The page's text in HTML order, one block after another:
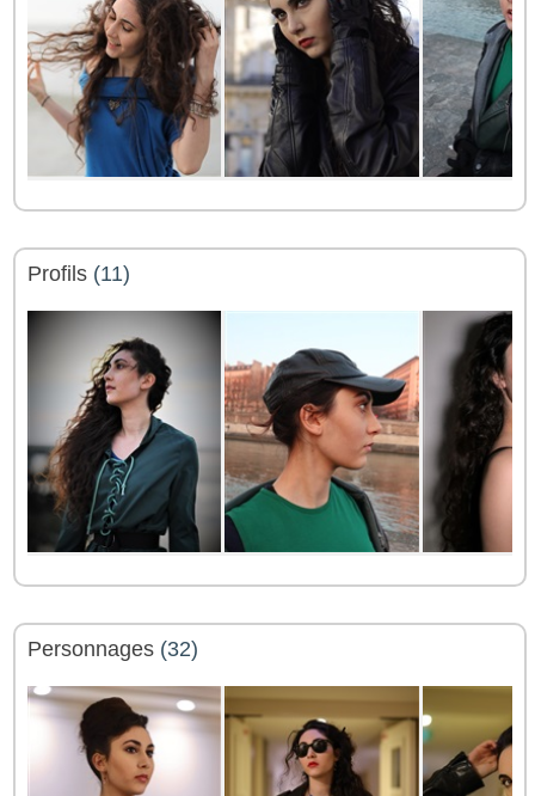
Profils (11)
Personnages (32)